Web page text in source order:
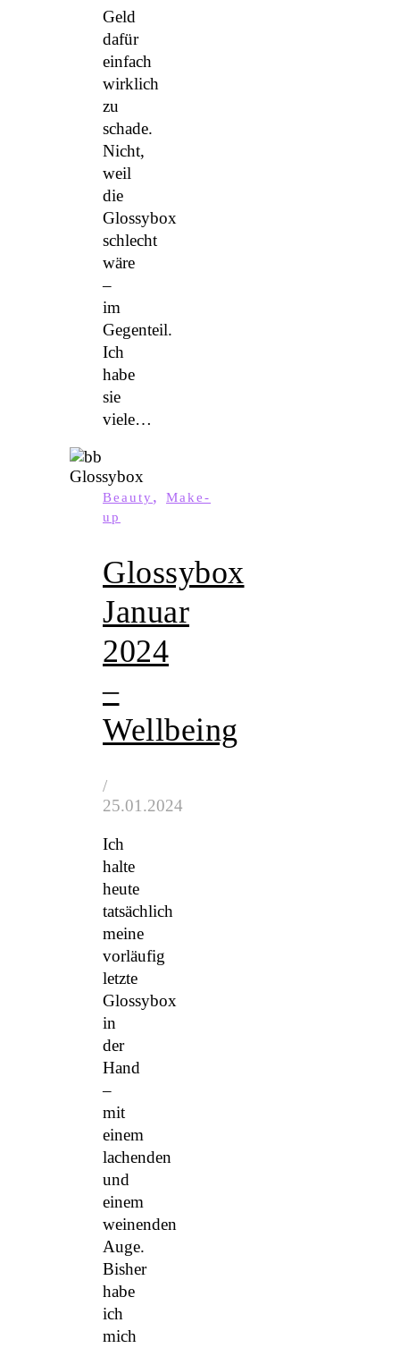
Geld
dafür
einfach
wirklich
zu
schade.
Nicht,
weil
die
Glossybox
schlecht
wäre
–
im
Gegenteil.
Ich
habe
sie
viele…
Beauty,
Make-
up
Glossybox
Januar
2024
–
Wellbeing
/
25.01.2024
Ich
halte
heute
tatsächlich
meine
vorläufig
letzte
Glossybox
in
der
Hand
–
mit
einem
lachenden
und
einem
weinenden
Auge.
Bisher
habe
ich
mich